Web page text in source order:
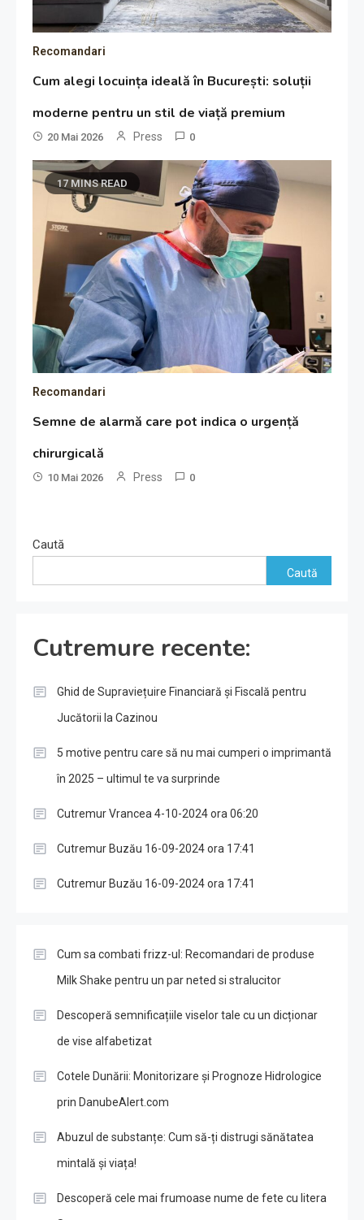
Recomandari
Cum alegi locuința ideală în București: soluții
moderne pentru un stil de viață premium
20 Mai 2026 Press 0
17 MINS READ
Recomandari
Semne de alarmă care pot indica o urgență
chirurgicală
10 Mai 2026 Press 0
Caută
Caută
Cutremure recente:
Ghid de Supraviețuire Financiară și Fiscală pentru
Jucătorii la Cazinou
5 motive pentru care să nu mai cumperi o imprimantă
în 2025 – ultimul te va surprinde
Cutremur Vrancea 4-10-2024 ora 06:20
Cutremur Buzău 16-09-2024 ora 17:41
Cutremur Buzău 16-09-2024 ora 17:41
Cum sa combati frizz-ul: Recomandari de produse
Milk Shake pentru un par neted si stralucitor
Descoperă semnificațiile viselor tale cu un dicționar
de vise alfabetizat
Cotele Dunării: Monitorizare și Prognoze Hidrologice
prin DanubeAlert.com
Abuzul de substanțe: Cum să-ți distrugi sănătatea
mintală și viața!
Descoperă cele mai frumoase nume de fete cu litera